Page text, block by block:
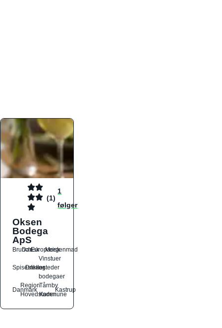
(1)
1
følger
Oksen
Bodega
ApS
Brunch
DanskEuropæiskMorgenmad
Spisesteder
Drikkesteder
Vinstuer
og
bodegaer
Danmark
Region
Hovedstaden
Tårnby
Kommune
Kastrup